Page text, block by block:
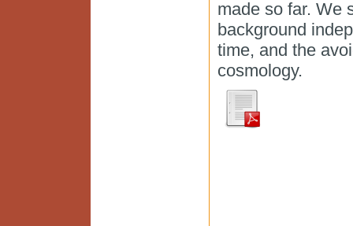
made so far. We
background
time, and the
cosmology.